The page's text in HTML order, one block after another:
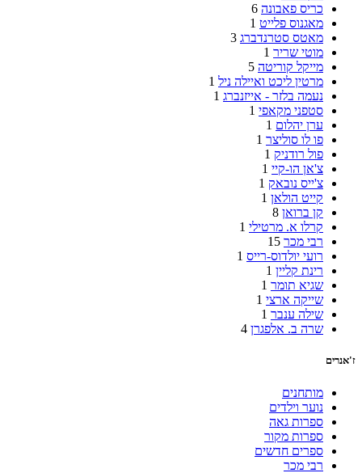
כריס פאבונה 6
מאגנוס פלייט 1
מאטס סטרנדברג 3
מוטי שריר 1
מייקל קוריטה 5
מרטין ליכט ואיילה ניל 1
נעמה בלזר - אייזנברג 1
סטפני מקאפי 1
ערן יהלום 1
פו לו סוליצר 1
פול רודניק 1
צ'אן הו-קיי 1
צ'ייס נובאק 1
קייט הולאן 1
קן ברואן 8
קרלו א. מרטילי 1
רבי מכר 15
רועי יולדוס-רייס 1
רינת קליין 1
שגיא תומר 1
שייקה ארצי 1
שילה ענבר 1
שרה ב. אלפגרן 4
ז'אנרים
מותחנים
נוער וילדים
ספרות גאה
ספרות מקור
ספרים חדשים
רבי מכר